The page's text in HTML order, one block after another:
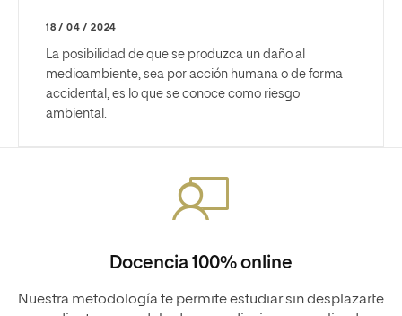
18 / 04 / 2024
La posibilidad de que se produzca un daño al
medioambiente, sea por acción humana o de forma
accidental, es lo que se conoce como riesgo
ambiental.
Docencia 100% online
Nuestra metodología te permite estudiar sin desplazarte